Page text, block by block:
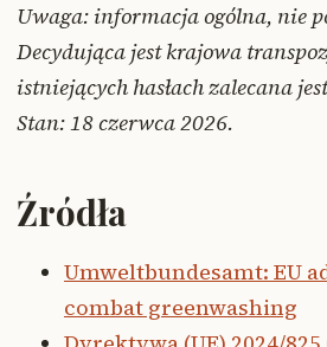
Uwaga: informacja ogólna, nie
Decydująca jest krajowa
istniejących hasłach zalecana
Stan: 18 czerwca 2026.
Źródła
Umweltbundesamt: EU
combat greenwashing